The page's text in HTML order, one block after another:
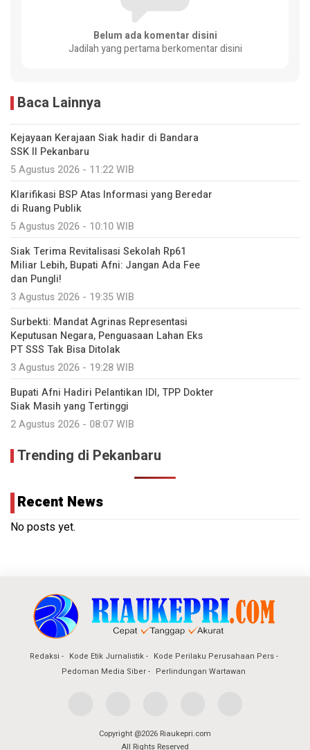
Belum ada komentar disini
Jadilah yang pertama berkomentar disini
Baca Lainnya
Kejayaan Kerajaan Siak hadir di Bandara
SSK II Pekanbaru
5 Agustus 2026 - 11:22 WIB
Klarifikasi BSP Atas Informasi yang Beredar
di Ruang Publik
5 Agustus 2026 - 10:10 WIB
Siak Terima Revitalisasi Sekolah Rp61
Miliar Lebih, Bupati Afni: Jangan Ada Fee
dan Pungli!
3 Agustus 2026 - 19:35 WIB
Surbekti: Mandat Agrinas Representasi
Keputusan Negara, Penguasaan Lahan Eks
PT SSS Tak Bisa Ditolak
3 Agustus 2026 - 19:28 WIB
Bupati Afni Hadiri Pelantikan IDI, TPP Dokter
Siak Masih yang Tertinggi
2 Agustus 2026 - 08:07 WIB
Trending di Pekanbaru
Recent News
No posts yet.
Redaksi Kode Etik Jurnalistik
Kode Perilaku Perusahaan Pers
Pedoman Media Siber
Perlindungan Wartawan
Copyright @2026 Riaukepri.com
All Rights Reserved